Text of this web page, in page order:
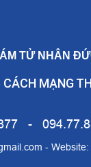
TỬ NHÂN
MẠNG
-
- Website: